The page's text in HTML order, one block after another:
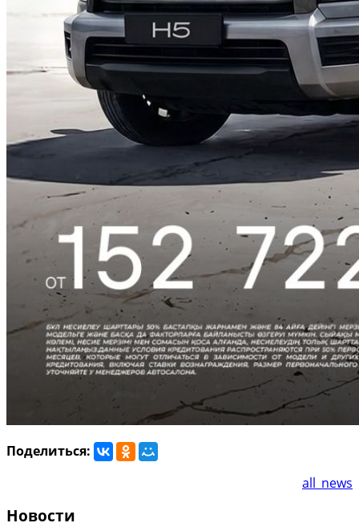
Поделиться:
all_news
Новости